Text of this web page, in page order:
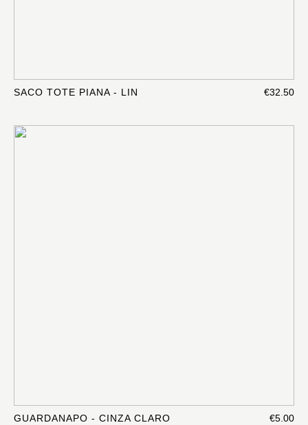
SACO TOTE PIANA - LIN €32.50
GUARDANAPO - CINZA CLARO €5.00